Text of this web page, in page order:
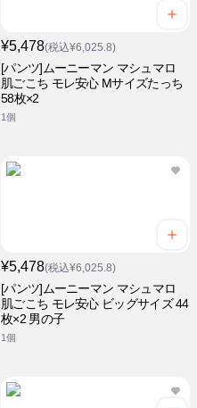
¥5,478(税込¥6,025.8)
[パンツ]ムーニーマン マシュマロ
肌ごこち モレ安心 Mサイズたっち
58枚×2
1個
¥5,478(税込¥6,025.8)
[パンツ]ムーニーマン マシュマロ
肌ごこち モレ安心 ビッグサイズ 44
枚×2 男の子
1個